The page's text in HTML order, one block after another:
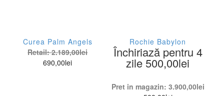
Curea Palm Angels
Retail:2.189,00lei
690,00lei
Rochie Babylon
Închiriază pentru 4
zile 500,00lei
Pret in magazin: 3.900,00lei